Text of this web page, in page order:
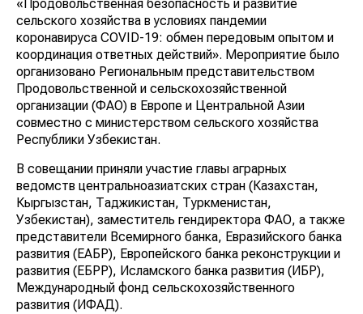
«Продовольственная безопасность и развитие
сельского хозяйства в условиях пандемии
коронавируса COVID-19: обмен передовым опытом и
координация ответных действий». Мероприятие было
организовано Региональным представительством
Продовольственной и сельскохозяйственной
организации (ФАО) в Европе и Центральной Азии
совместно с министерством сельского хозяйства
Республики Узбекистан.
В совещании приняли участие главы аграрных
ведомств центральноазиатских стран (Казахстан,
Кыргызстан, Таджикистан, Туркменистан,
Узбекистан), заместитель гендиректора ФАО, а также
представители Всемирного банка, Евразийского банка
развития (ЕАБР), Европейского банка реконструкции и
развития (ЕБРР), Исламского банка развития (ИБР),
Международный фонд сельскохозяйственного
развития (ИФАД).